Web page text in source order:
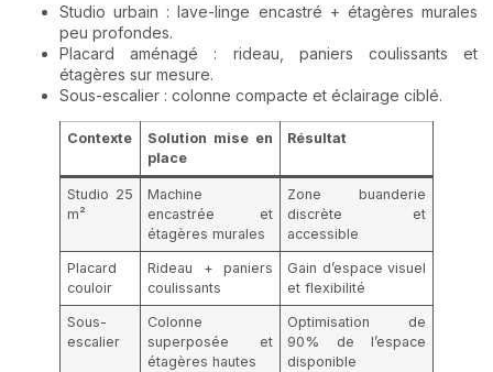
Studio urbain : lave-linge encastré + étagères murales
peu profondes.
Placard aménagé : rideau, paniers coulissants et
étagères sur mesure.
Sous-escalier : colonne compacte et éclairage ciblé.
Contexte
Solution mise en
place
Résultat
Studio 25
m²
Machine
encastrée et
étagères murales
Zone buanderie
discrète et
accessible
Placard
couloir
Rideau + paniers
coulissants
Gain d’espace visuel
et flexibilité
Sous-
escalier
Colonne
superposée et
étagères hautes
Optimisation de
90% de l’espace
disponible